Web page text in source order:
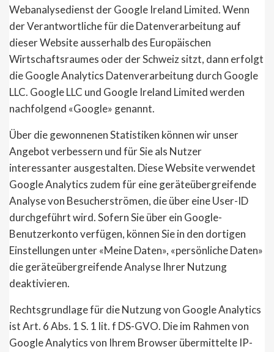
Webanalysedienst der Google Ireland Limited. Wenn
der Verantwortliche für die Datenverarbeitung auf
dieser Website ausserhalb des Europäischen
Wirtschaftsraumes oder der Schweiz sitzt, dann erfolgt
die Google Analytics Datenverarbeitung durch Google
LLC. Google LLC und Google Ireland Limited werden
nachfolgend «Google» genannt.
Über die gewonnenen Statistiken können wir unser
Angebot verbessern und für Sie als Nutzer
interessanter ausgestalten. Diese Website verwendet
Google Analytics zudem für eine geräteübergreifende
Analyse von Besucherströmen, die über eine User-ID
durchgeführt wird. Sofern Sie über ein Google-
Benutzerkonto verfügen, können Sie in den dortigen
Einstellungen unter «Meine Daten», «persönliche Daten»
die geräteübergreifende Analyse Ihrer Nutzung
deaktivieren.
Rechtsgrundlage für die Nutzung von Google Analytics
ist Art. 6 Abs. 1 S. 1 lit. f DS-GVO. Die im Rahmen von
Google Analytics von Ihrem Browser übermittelte IP-